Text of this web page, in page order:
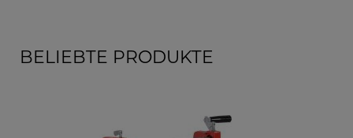
BELIEBTE PRODUKTE